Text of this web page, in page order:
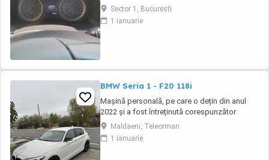
fabricație 2020 ,anul trecut a ieșit din garanție,
revizie efectuată la 30000 de km ,schimb ulei
și filtre.Climă automată,volan îmbrăcat în piele
Sector 1, Bucuresti
1 ianuarie
BMW Seria 1 - F20 118i
Mașină personală, pe care o dețin din anul
2022 și a fost întreținută corespunzător
(revizia la 8000-9000 km). Distribuție, ambreiaj
și suspensie (telescoape, brațe+bucși)- au
fost înlocuite cu un an în urmă. Două seturi de
Maldaeni, Teleorman
1 ianuarie